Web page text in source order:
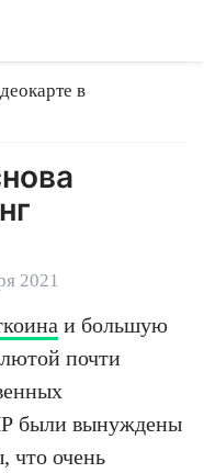
в
2021
и большую
почти
были вынуждены
что очень